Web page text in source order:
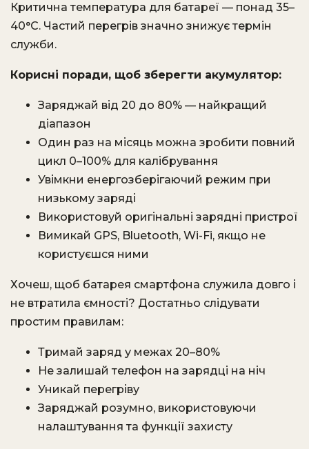
Критична температура для батареї — понад 35–
40°C. Частий перегрів значно знижує термін
служби.
Корисні поради, щоб зберегти акумулятор:
Заряджай від 20 до 80% — найкращий
діапазон
Один раз на місяць можна зробити повний
цикл 0–100% для калібрування
Увімкни енергозберігаючий режим при
низькому заряді
Використовуй оригінальні зарядні пристрої
Вимикай GPS, Bluetooth, Wi-Fi, якщо не
користуєшся ними
Хочеш, щоб батарея смартфона служила довго і
не втратила ємності? Достатньо слідувати
простим правилам:
Тримай заряд у межах 20–80%
Не залишай телефон на зарядці на ніч
Уникай перегріву
Заряджай розумно, використовуючи
налаштування та функції захисту